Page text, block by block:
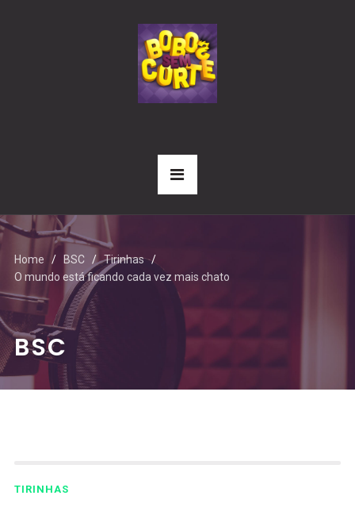
Home BSC
Tirinhas
O mundo está ficando cada vez mais chato
BSC
TIRINHAS